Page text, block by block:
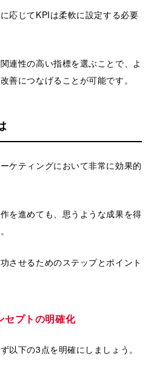
応じてKPIは柔軟に設定する必要
連性の高い指標を選ぶことで、よ
善につなげることが可能です。
ケティングにおいて非常に効果的
を進めても、思うような成果を得
させるためのステップとポイント
セプトの明確化
以下の3点を明確にしましょう。